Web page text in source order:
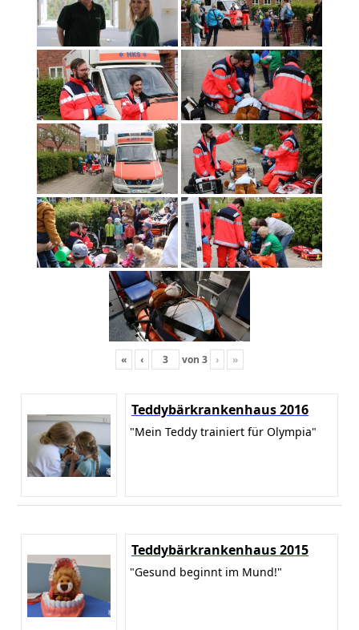
« ‹ von 3 › »
Teddybärkrankenhaus 2016
"Mein Teddy trainiert für Olympia"
Teddybärkrankenhaus 2015
"Gesund beginnt im Mund!"